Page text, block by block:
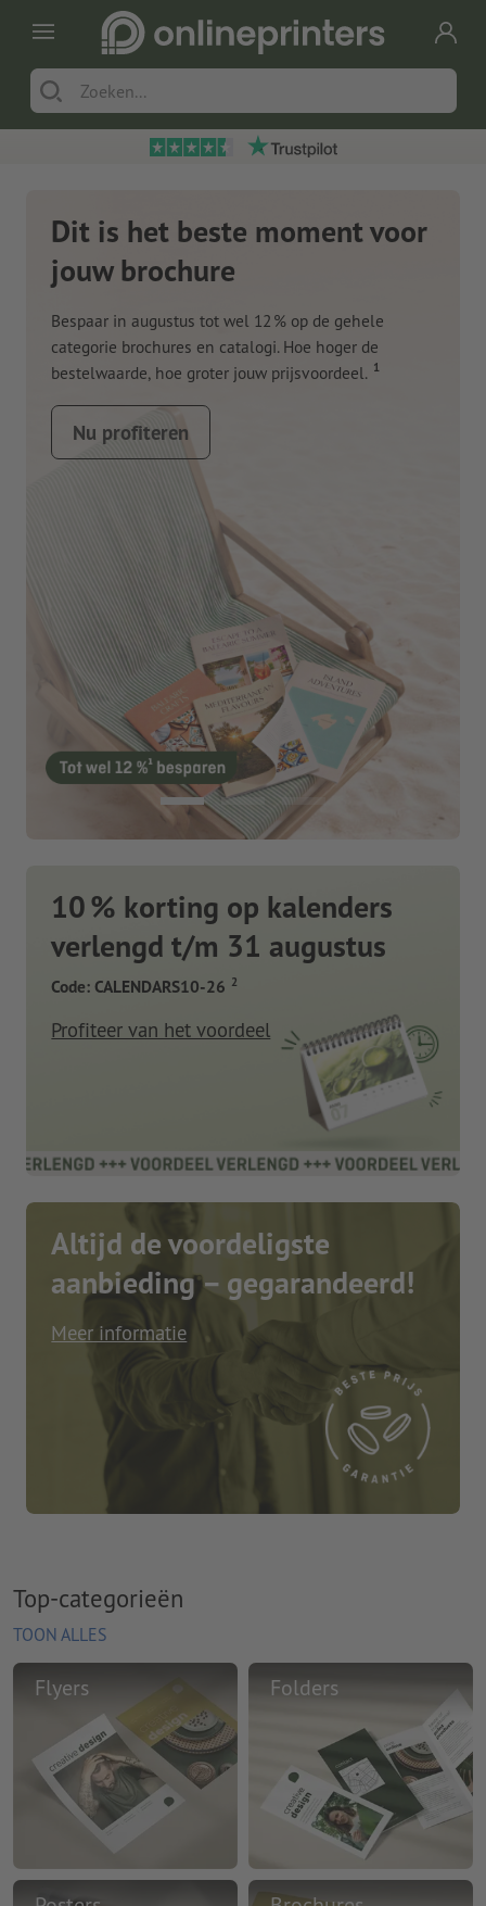
Dit is het beste moment voor
jouw brochure
Bespaar in augustus tot wel 12 % op de gehele
categorie brochures en catalogi. Hoe hoger de
bestelwaarde, hoe groter jouw prijsvoordeel. 1
Nu profiteren
10 % korting op kalenders
verlengd t/m 31 augustus
Code: CALENDARS10-26 2
Profiteer van het voordeel
Altijd de voordeligste
aanbieding – gegarandeerd!
Meer informatie
Top-categorieën
TOON ALLES
Flyers Folders